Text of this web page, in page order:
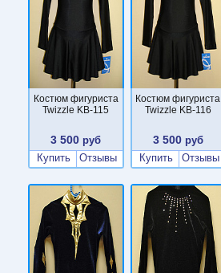
Костюм фигуриста
Twizzle KB-115
3 500 руб
Купить
Отзывы
Костюм фигуриста
Twizzle KB-116
3 500 руб
Купить
Отзывы